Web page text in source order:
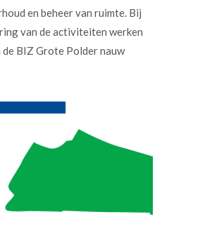
en beheer van ruimte. Bij
van de activiteiten werken
de BIZ Grote Polder nauw